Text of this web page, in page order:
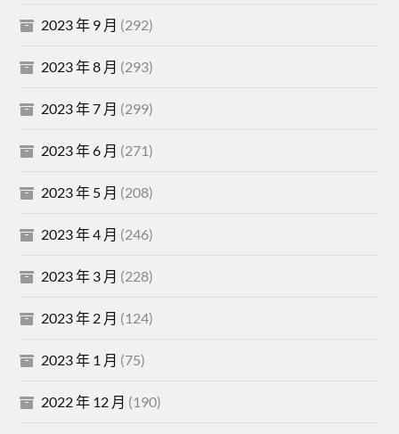
2023 年 9 月 (292)
2023 年 8 月 (293)
2023 年 7 月 (299)
2023 年 6 月 (271)
2023 年 5 月 (208)
2023 年 4 月 (246)
2023 年 3 月 (228)
2023 年 2 月 (124)
2023 年 1 月 (75)
2022 年 12 月 (190)